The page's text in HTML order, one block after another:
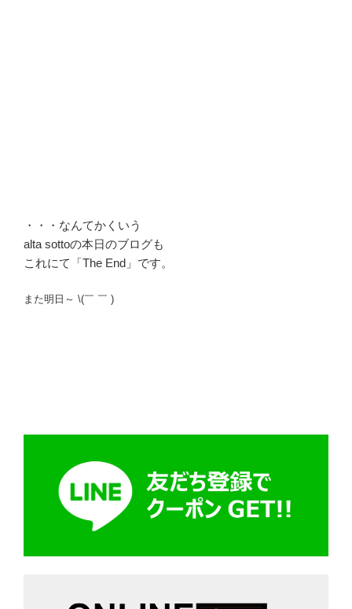
・・・なんてかくいう
alta sottoの本日のブログも
これにて「The End」です。
また明日～ \(￣ ￣ )